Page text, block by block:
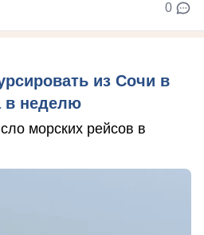
0
из Сочи в
в неделю
морских рейсов в